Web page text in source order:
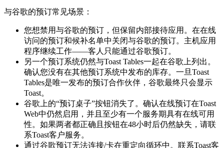
与谷歌的预订常见场景：
您想禁用与谷歌的预订，但保留内部接待应用。在在线
访问的预订和候补名单中关闭与谷歌的预订。主机应用
程序继续工作——客人只能通过谷歌预订。
另一个预订系统仍然与Toast Tables一起在谷歌上列出。
确认您没有在其他预订系统中发布的库存。一旦Toast
Tables是唯一发布的预订合作伙伴，谷歌最终只会显示
Toast。
谷歌上的“预订桌子”按钮消失了。确认在线预订在Toast
Web中仍然启用，并且至少有一个服务期具有在线可用
性。如果两者都正确且按钮在48小时后仍然缺失，请联
系Toast客户服务。
通过谷歌预订无法连接/卡在重定向循环中。联系Toast客